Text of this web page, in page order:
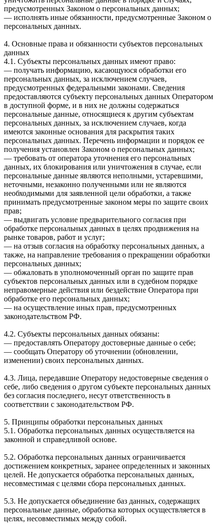
предусмотренных Законом о персональных данных;
— исполнять иные обязанности, предусмотренные Законом о
персональных данных.
4. Основные права и обязанности субъектов персональных
данных
4.1. Субъекты персональных данных имеют право:
— получать информацию, касающуюся обработки его
персональных данных, за исключением случаев,
предусмотренных федеральными законами. Сведения
предоставляются субъекту персональных данных Оператором
в доступной форме, и в них не должны содержаться
персональные данные, относящиеся к другим субъектам
персональных данных, за исключением случаев, когда
имеются законные основания для раскрытия таких
персональных данных. Перечень информации и порядок ее
получения установлен Законом о персональных данных;
— требовать от оператора уточнения его персональных
данных, их блокирования или уничтожения в случае, если
персональные данные являются неполными, устаревшими,
неточными, незаконно полученными или не являются
необходимыми для заявленной цели обработки, а также
принимать предусмотренные законом меры по защите своих
прав;
— выдвигать условие предварительного согласия при
обработке персональных данных в целях продвижения на
рынке товаров, работ и услуг;
— на отзыв согласия на обработку персональных данных, а
также, на направление требования о прекращении обработки
персональных данных;
— обжаловать в уполномоченный орган по защите прав
субъектов персональных данных или в судебном порядке
неправомерные действия или бездействие Оператора при
обработке его персональных данных;
— на осуществление иных прав, предусмотренных
законодательством РФ.
4.2. Субъекты персональных данных обязаны:
— предоставлять Оператору достоверные данные о себе;
— сообщать Оператору об уточнении (обновлении,
изменении) своих персональных данных.
4.3. Лица, передавшие Оператору недостоверные сведения о
себе, либо сведения о другом субъекте персональных данных
без согласия последнего, несут ответственность в
соответствии с законодательством РФ.
5. Принципы обработки персональных данных
5.1. Обработка персональных данных осуществляется на
законной и справедливой основе.
5.2. Обработка персональных данных ограничивается
достижением конкретных, заранее определенных и законных
целей. Не допускается обработка персональных данных,
несовместимая с целями сбора персональных данных.
5.3. Не допускается объединение баз данных, содержащих
персональные данные, обработка которых осуществляется в
целях, несовместимых между собой.